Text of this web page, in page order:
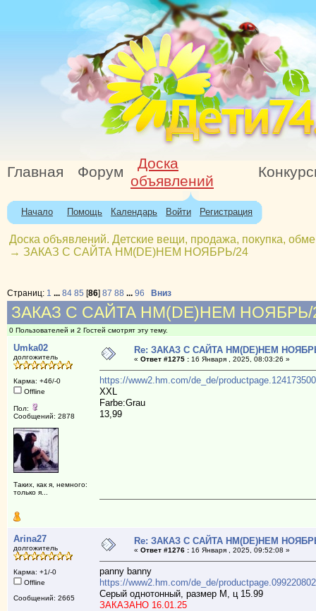
Главная Форум
Доска
объявлений
Начало Помощь Календарь Войти Регистрация
Доска объявлений. Детские вещи, продажа, покупка,
→ ЗАКАЗ С САЙТА НМ(DE)НЕМ НОЯБРЬ/24
Страниц: 1 ... 84 85 [86] 87 88 ... 96 Вниз
ЗАКАЗ С САЙТА НМ(DE)НЕМ НОЯБРЬ/
0 Пользователей и 2 Гостей смотрят эту тему.
Umka02
долгожитель
Карма: +46/-0
Offline
Пол:
Сообщений: 2878
Таких, как я, немного:
только я...
Re: ЗАКАЗ С САЙТА НМ(DE)НЕМ
« Ответ #1275 :16 Января , 2025, 08:03:26 »
https://www2.hm.com/de_de/
XXL
Farbe:Grau
13,99
Arina27
долгожитель
Карма: +1/-0
Offline
Сообщений: 2665
Re: ЗАКАЗ С САЙТА НМ(DE)НЕМ
« Ответ #1276 :16 Января , 2025, 09:52:08 »
panny banny
https://www2.hm.com/de_de/
Серый однотонный, размер М, ц 15.99
ЗАКАЗАНО 16.01.25